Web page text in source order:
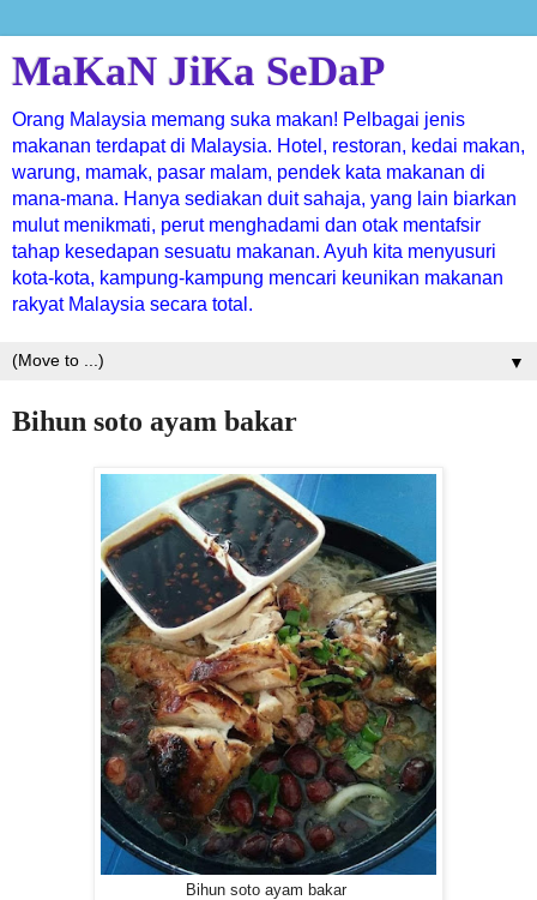
MaKaN JiKa SeDaP
Orang Malaysia memang suka makan! Pelbagai jenis
makanan terdapat di Malaysia. Hotel, restoran, kedai makan,
warung, mamak, pasar malam, pendek kata makanan di
mana-mana. Hanya sediakan duit sahaja, yang lain biarkan
mulut menikmati, perut menghadami dan otak mentafsir
tahap kesedapan sesuatu makanan. Ayuh kita menyusuri
kota-kota, kampung-kampung mencari keunikan makanan
rakyat Malaysia secara total.
▼
Bihun soto ayam bakar
Bihun soto ayam bakar